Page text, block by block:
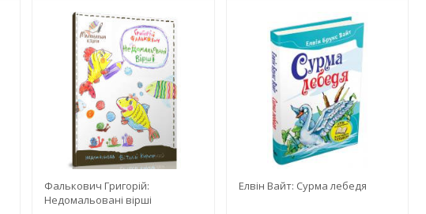
Фалькович Григорій:
Недомальовані вірші
Елвін Вайт: Сурма лебедя